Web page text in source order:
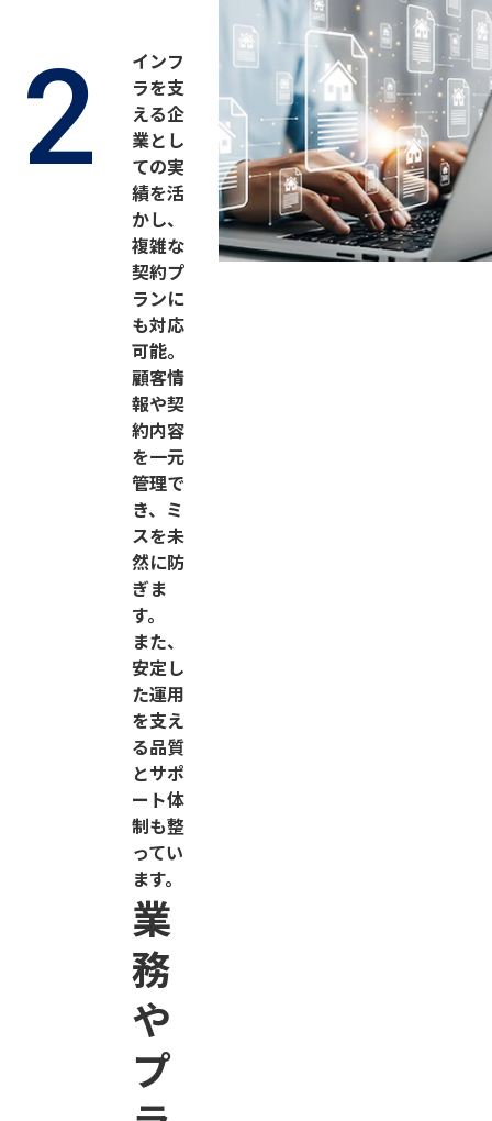
2
インフ
ラを支
える企
業とし
ての実
績を活
かし、
複雑な
契約プ
ランに
も対応
可能。
顧客情
報や契
約内容
を一元
管理で
き、ミ
スを未
然に防
ぎま
す。
また、
安定し
た運用
を支え
る品質
とサポ
ート体
制も整
ってい
ます。
業
務
や
プ